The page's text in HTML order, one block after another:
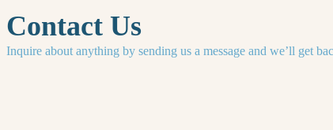
Contact Us
Inquire about anything by sending us a message and we’ll get